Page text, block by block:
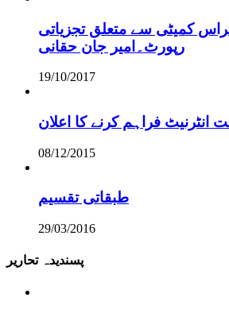
کمیٹی سے متعلق تجزیاتی
رپورٹ۔امیر جان حقانی
19/10/2017
انٹرنیٹ فراہم کرنے کا اعلان
08/12/2015
طبقاتی تقسیم
29/03/2016
پسندیدہ تحاریر